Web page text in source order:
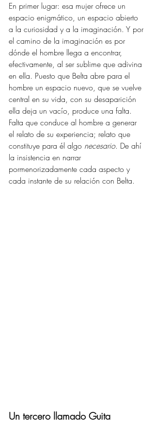
En primer lugar: esa mujer ofrece un
espacio enigmático, un espacio abierto
a la curiosidad y a la imaginación. Y por
el camino de la imaginación es por
dónde el hombre llega a encontrar,
efectivamente, al ser sublime que adivina
en ella. Puesto que Belta abre para el
hombre un espacio nuevo, que se vuelve
central en su vida, con su desaparición
ella deja un vacío, produce una falta.
Falta que conduce al hombre a generar
el relato de su experiencia; relato que
constituye para él algo necesario. De ahí
la insistencia en narrar
pormenorizadamente cada aspecto y
cada instante de su relación con Belta.
Un tercero llamado Guita